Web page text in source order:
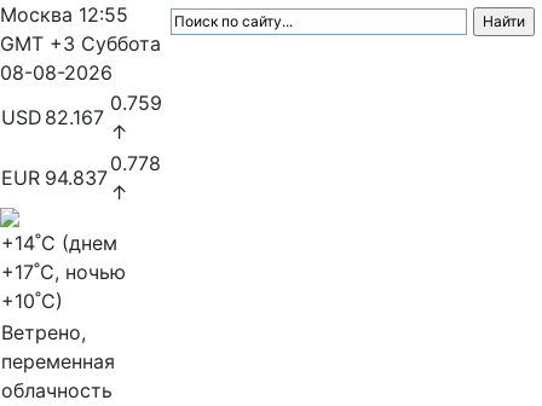
Москва 12:55
GMT +3 Суббота
08-08-2026
USD 82.167
0.759
↑
EUR 94.837
0.778
↑
+14˚C (днем
+17˚C, ночью
+10˚C)
Ветрено,
переменная
облачность